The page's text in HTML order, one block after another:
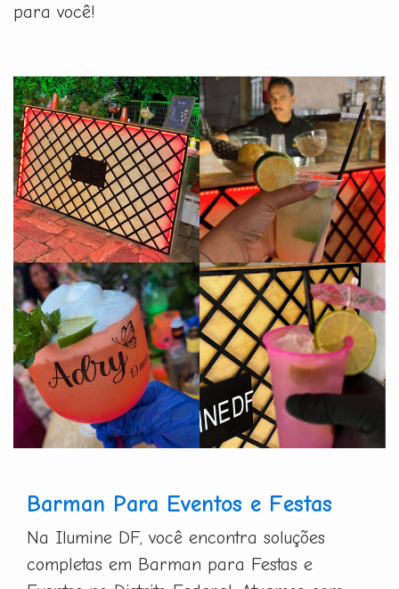
para você!
Barman Para Eventos e Festas
Na Ilumine DF, você encontra soluções
completas em Barman para Festas e